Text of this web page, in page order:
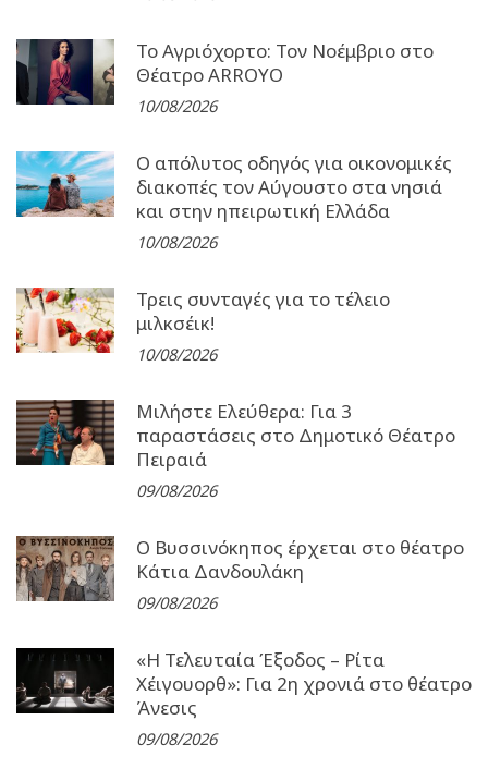
Το Αγριόχορτο: Τον Νοέμβριο στο
Θέατρο ARROYO
10/08/2026
Ο απόλυτος οδηγός για οικονομικές
διακοπές τον Αύγουστο στα νησιά
και στην ηπειρωτική Ελλάδα
10/08/2026
Τρεις συνταγές για το τέλειο
μιλκσέικ!
10/08/2026
Μιλήστε Ελεύθερα: Για 3
παραστάσεις στο Δημοτικό Θέατρο
Πειραιά
09/08/2026
Ο Βυσσινόκηπος έρχεται στο θέατρο
Κάτια Δανδουλάκη
09/08/2026
«Η Τελευταία Έξοδος – Ρίτα
Χέιγουορθ»: Για 2η χρονιά στο θέατρο
Άνεσις
09/08/2026